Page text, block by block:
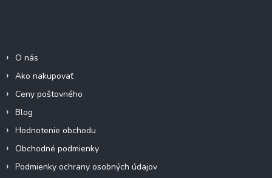
O nás
Ako nakupovať
Ceny poštovného
Blog
Hodnotenie obchodu
Obchodné podmienky
Podmienky ochrany osobných údajov